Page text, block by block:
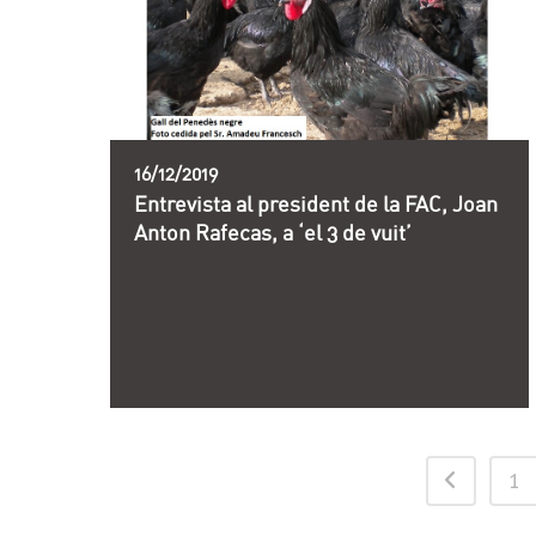
16/12/2019
Entrevista al president de la FAC, Joan
Anton Rafecas, a ‘el 3 de vuit’
1